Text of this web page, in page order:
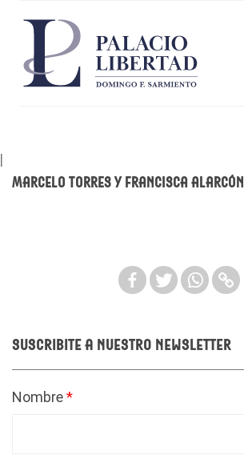
|
Marcelo Torres y Francisca Alarcón
Suscribite a nuestro newsletter
Nombre